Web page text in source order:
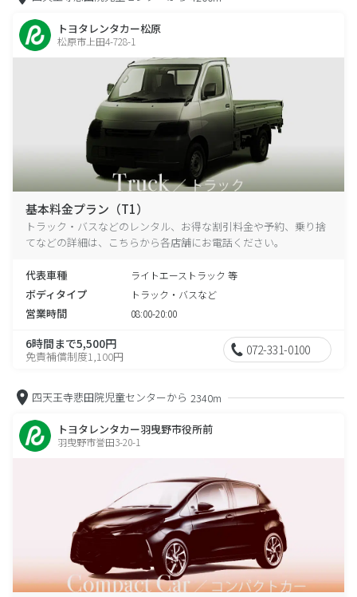
トヨタレンタカー松原
松原市上田4-728-1
基本料金プラン（T1）
トラック・バスなどのレンタル、お得な割引料金や予約、乗り捨
てなどの詳細は、こちらから各店舗にお電話ください。
代表車種 ライトエーストラック 等
ボディタイプ トラック・バスなど
営業時間 08:00-20:00
6時間まで5,500円
免責補償制度1,100円 072-331-0100
四天王寺悲田院児童センターから 2340m
トヨタレンタカー羽曳野市役所前
羽曳野市誉田3-20-1